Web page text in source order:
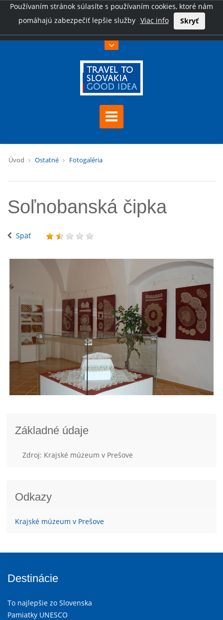
Používaním stránok súlasíte s používaním cookies, ktoré nám
pomáhajú zabezpečiť lepšie služby Viac info Skryť
Úvod Ostatné Fotogaléria
Soľnobanská čipka
Späť
Základné údaje
Zdroj: Krajské múzeum v Prešove
Odkazy
Krajské múzeum v Prešove
Destinácie
To najlepšie zo Slovenska
Pamiatky UNESCO